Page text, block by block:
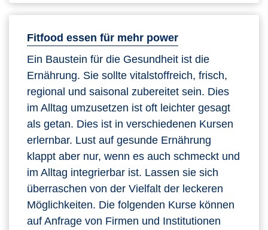
Fitfood essen für mehr power
Ein Baustein für die Gesundheit ist die
Ernährung. Sie sollte vitalstoffreich, frisch,
regional und saisonal zubereitet sein. Dies
im Alltag umzusetzen ist oft leichter gesagt
als getan. Dies ist in verschiedenen Kursen
erlernbar. Lust auf gesunde Ernährung
klappt aber nur, wenn es auch schmeckt und
im Alltag integrierbar ist. Lassen sie sich
überraschen von der Vielfalt der leckeren
Möglichkeiten. Die folgenden Kurse können
auf Anfrage von Firmen und Institutionen